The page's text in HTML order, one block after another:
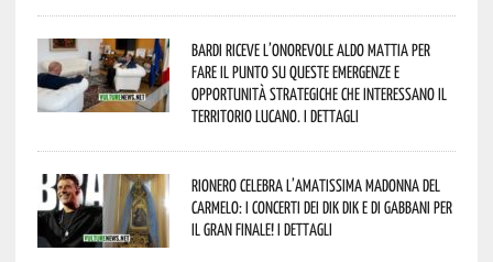
Bardi riceve l’onorevole Aldo Mattia per
fare il punto su queste emergenze e
opportunità strategiche che interessano il
territorio lucano. I dettagli
Rionero celebra l’amatissima Madonna del
Carmelo: i concerti dei DIK DIK e di Gabbani per
il gran finale! I dettagli